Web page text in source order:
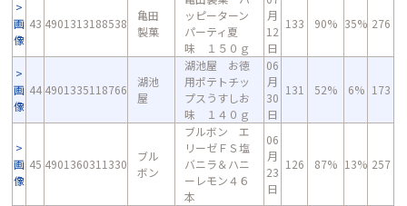
画
像
43 4901313188538
亀田
製菓
ッピーターン
パーティ夏
味 １５０ｇ
月
12
日
133 90% 35% 276
画
像
44 4901335118766
湖池
屋
湖池屋 お徳
用ポテトチッ
プスうすしお
味 １４０ｇ
06
月
30
日
131 52% 6% 173
画
像
45 4901360311330
ブル
ボン
ブルボン エ
リーゼＦＳ塩
バニラ＆ハニ
ーレモン４６
本
06
月
23
日
126 87% 13% 257